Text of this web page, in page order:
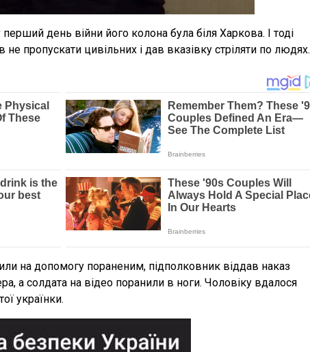
день війни його колона була біля Харкова. І тоді
не пропускати цивільних і дав вказівку стріляти по людях.
на допомогу пораненим, підполковник віддав наказ
а солдата на відео поранили в ноги. Чоловіку вдалося
українки.